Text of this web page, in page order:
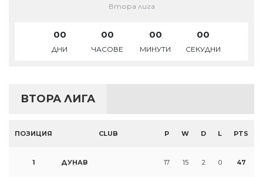
Втора лига
00
ДНИ
00
ЧАСОВЕ
00
МИНУТИ
00
СЕКУДНИ
ВТОРА ЛИГА
ПОЗИЦИЯ CLUB P W D L PTS
1 ДУНАВ 17 15 2 0 47